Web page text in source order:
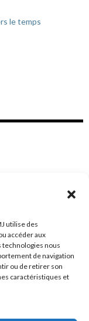
utilise des
accéder aux
technologies nous
de navigation
ou de retirer son
caractéristiques et
le temps